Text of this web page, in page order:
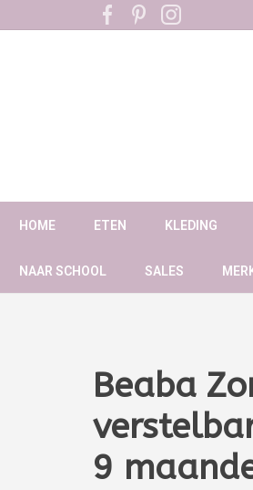
HOME ETEN KLEDING
NAAR SCHOOL SALES
Beaba
9